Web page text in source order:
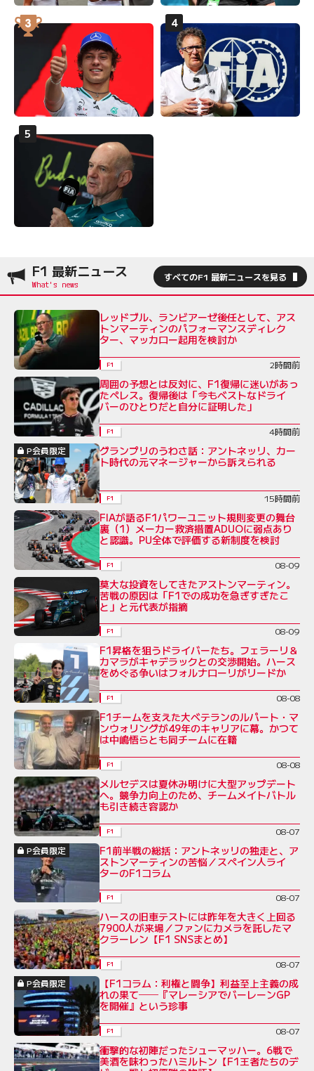
F1 最新ニュース すべてのF1 最新ニュースを見る
レッドブル、ランビアーゼ後任として、アス
トンマーティンのパフォーマンスディレク
ター、マッカロー起用を検討か
F1 2時間前
周囲の予想とは反対に、F1復帰に迷いがあっ
たペレス。復帰後は「今もベストなドライ
バーのひとりだと自分に証明した」
F1
4時間前
P会員限定
グランプリのうわさ話：アントネッリ、カー
ト時代の元マネージャーから訴えられる
F1 15時間前
FIAが語るF1パワーユニット規則変更の舞台
裏（1）メーカー救済措置ADUOに弱点あり
と認識。PU全体で評価する新制度を検討
F1 08-09
莫大な投資をしてきたアストンマーティン。
苦戦の原因は「F1での成功を急ぎすぎたこ
と」と元代表が指摘
F1 08-09
F1昇格を狙うドライバーたち。フェラーリ＆
カマラがキャデラックとの交渉開始。ハース
をめぐる争いはフォルナローリがリードか
F1 08-08
F1チームを支えた大ベテランのルパート・マ
ンウォリングが49年のキャリアに幕。かつて
は中嶋悟らとも同チームに在籍
F1 08-08
メルセデスは夏休み明けに大型アップデート
へ。競争力向上のため、チームメイトバトル
も引き続き容認か
F1
08-07
P会員限定
F1前半戦の総括：アントネッリの独走と、ア
ストンマーティンの苦悩／スペイン人ライ
ターのF1コラム
F1 08-07
ハースの旧車テストには昨年を大きく上回る
7900人が来場／ファンにカメラを託したマ
クラーレン【F1 SNSまとめ】
F1
08-07
P会員限定
【F1コラム：利権と闘争】利益至上主義の成
れの果て──『マレーシアでバーレーンGP
を開催』という珍事
F1 08-07
衝撃的な初陣だったシューマッハー。6戦で
美酒を味わったハミルトン【F1王者たちのデ